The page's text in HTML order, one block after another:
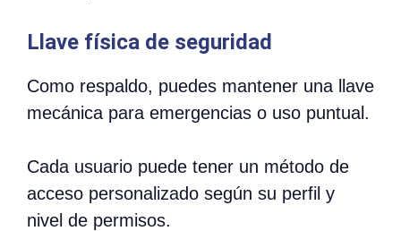
Llave física de seguridad
Como respaldo, puedes mantener una llave
mecánica para emergencias o uso puntual.
Cada usuario puede tener un método de
acceso personalizado según su perfil y
nivel de permisos.